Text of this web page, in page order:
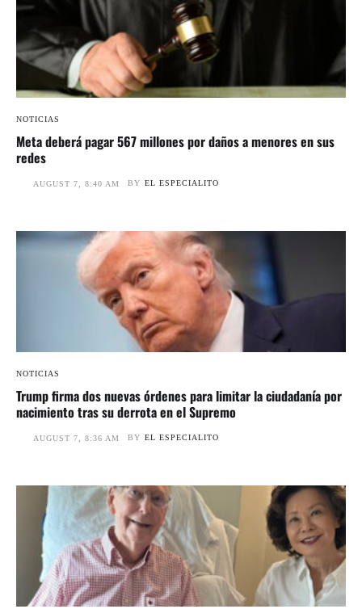
NOTICIAS
Meta deberá pagar 567 millones por daños a menores en sus
redes
AUGUST 7, 8:40 AM BY EL ESPECIALITO
NOTICIAS
Trump firma dos nuevas órdenes para limitar la ciudadanía por
nacimiento tras su derrota en el Supremo
AUGUST 7, 8:36 AM BY EL ESPECIALITO